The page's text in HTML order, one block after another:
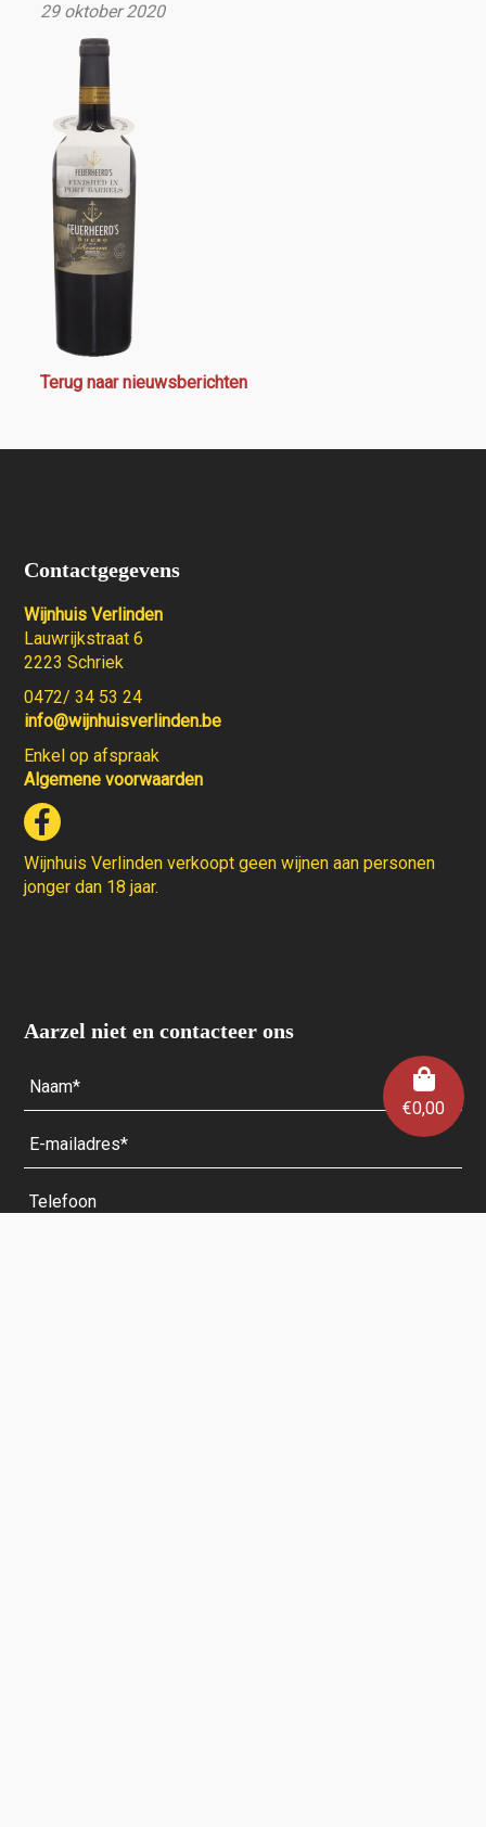
€0,00
29 oktober 2020
Terug naar nieuwsberichten
Contactgegevens
Wijnhuis Verlinden
Lauwrijkstraat 6
2223 Schriek
0472/ 34 53 24
info@wijnhuisverlinden.be
Enkel op afspraak
Algemene voorwaarden
Wijnhuis Verlinden verkoopt geen wijnen aan personen
jonger dan 18 jaar.
Aarzel niet en contacteer ons